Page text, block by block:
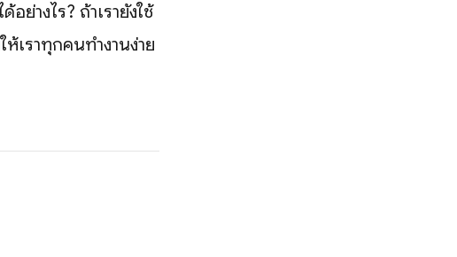
ย่างไร? ถ้าเรายังใช้
เราทุกคนทำงานง่าย